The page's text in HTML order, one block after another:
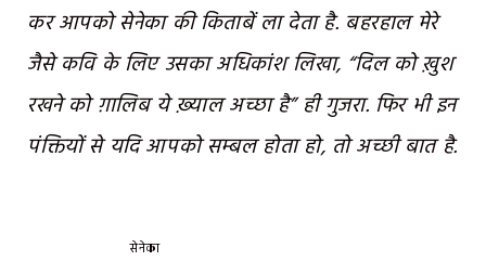
कर आपको सेनेका की किताबें ला देता है. बहरहाल मेरे
जैसे कवि के लिए उसका अधिकांश लिखा, “दिल को ख़ुश
रखने को ग़ालिब ये ख़्याल अच्छा है” ही गुजरा. फिर भी इन
पंक्तियों से यदि आपको सम्बल होता हो, तो अच्छी बात है.
सेनेका